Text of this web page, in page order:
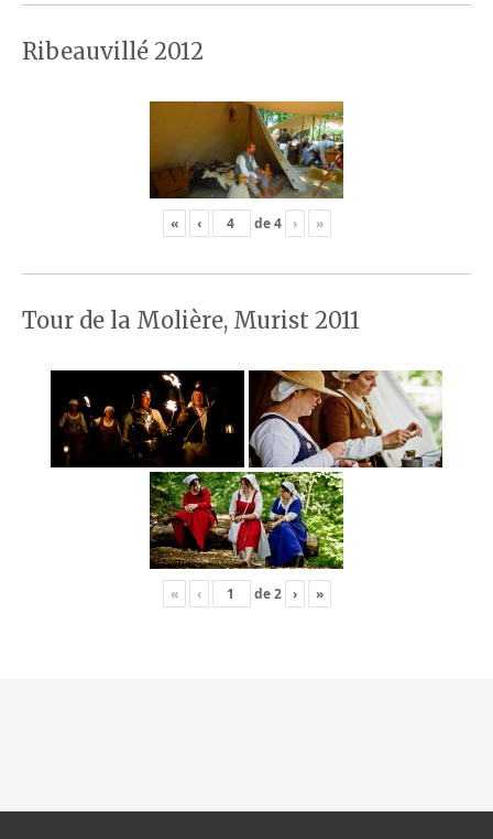
Ribeauvillé 2012
« ‹ de4 › »
Tour de la Molière, Murist 2011
« ‹ de2 › »